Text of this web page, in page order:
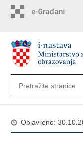
Objavljeno: